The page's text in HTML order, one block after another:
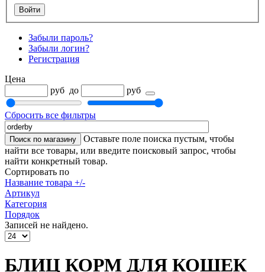
Забыли пароль?
Забыли логин?
Регистрация
Цена
руб до руб
Сбросить все фильтры
Оставьте поле поиска пустым, чтобы
найти все товары, или введите поисковый запрос, чтобы
найти конкретный товар.
Сортировать по
Название товара +/-
Артикул
Категория
Порядок
Записей не найдено.
БЛИЦ КОРМ ДЛЯ КОШЕК